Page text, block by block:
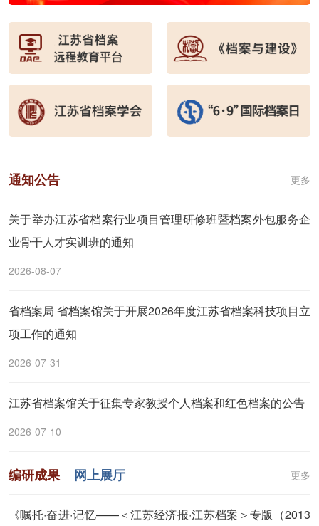
通知公告 更多
关于举办江苏省档案行业项目管理研修班暨档案外包服务企
业骨干人才实训班的通知
2026-08-07
省档案局 省档案馆关于开展2026年度江苏省档案科技项目立
项工作的通知
2026-07-31
江苏省档案馆关于征集专家教授个人档案和红色档案的公告
2026-07-10
编研成果 网上展厅 更多
《嘱托·奋进·记忆——＜江苏经济报·江苏档案＞专版（2013